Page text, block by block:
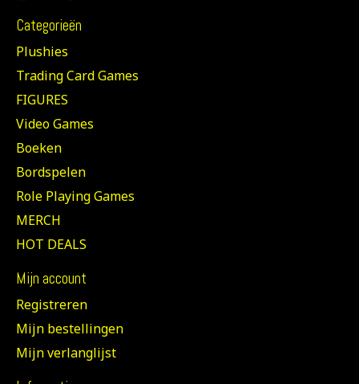
Categorieën
Plushies
Trading Card Games
FIGURES
Video Games
Boeken
Bordspelen
Role Playing Games
MERCH
HOT DEALS
Mijn account
Registreren
Mijn bestellingen
Mijn verlanglijst